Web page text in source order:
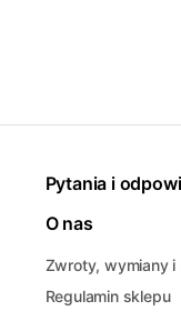
Pytania i
O nas
Zwroty, wymiany i
Regulamin sklepu